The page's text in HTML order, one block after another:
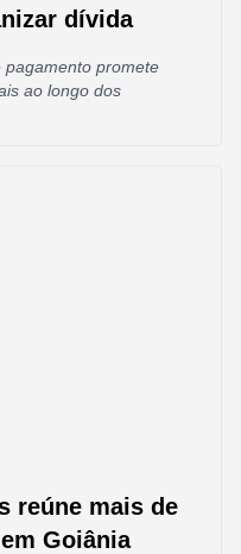
dívida
pagamento promete
ao longo dos
reúne mais de
Goiânia